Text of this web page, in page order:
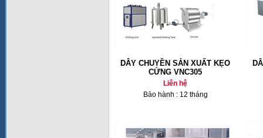
DÂY CHUYỀN SẢN XUẤT KẸO
CỨNG VNC305
Liên hệ
Bảo hành : 12 tháng